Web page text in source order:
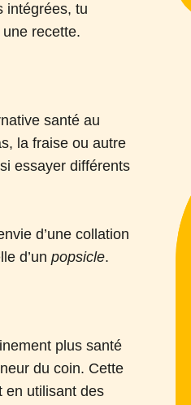
intégrées, tu
recette.
santé au
la fraise ou autre
essayer différents
d’une collation
d’unpopsicle.
plus santé
du coin. Cette
en utilisant des